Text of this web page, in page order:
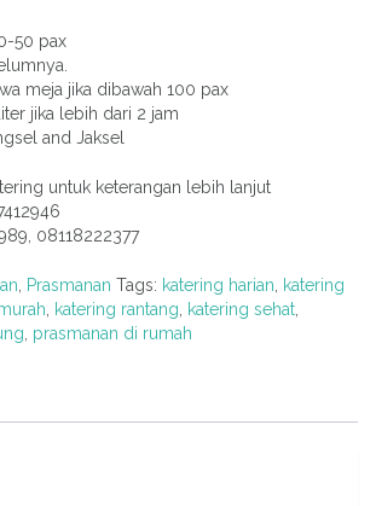
50 pax
meja jika dibawah 100 pax
jika lebih dari 2 jam
and Jaksel
untuk keterangan lebih lanjut
08118222377
Prasmanan Tags: katering harian
katering
katering rantang katering sehat
prasmanan di rumah